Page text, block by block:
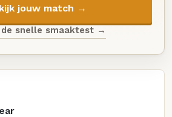
jouw match →
snelle smaaktest →